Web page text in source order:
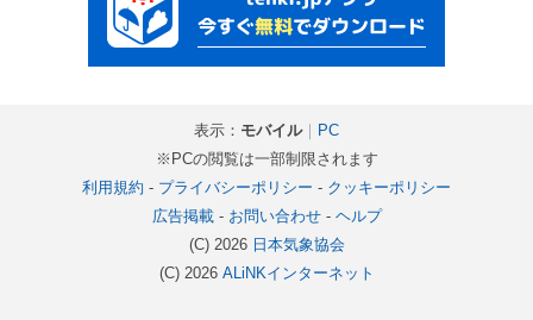
表示： モバイル｜ PC
※PCの閲覧は一部制限されます
利用規約 - プライバシーポリシー - クッキーポリシー
広告掲載- お問い合わせ- ヘルプ
(C) 2026 日本気象協会
(C) 2026 ALiNKインターネット